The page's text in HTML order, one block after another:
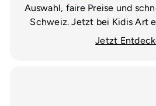
Auswahl, faire Preise und
Schweiz. Jetzt bei Kidis Art
Jetzt